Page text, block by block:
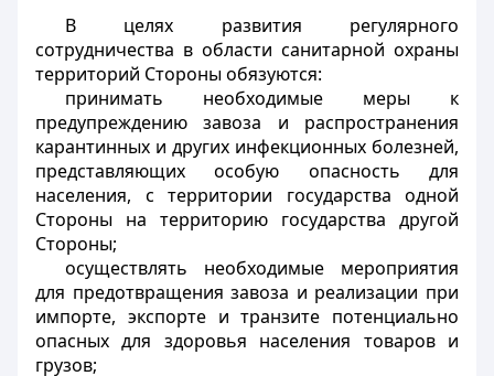
В целях развития регулярного
сотрудничества в области санитарной охраны
территорий Стороны обязуются:
принимать необходимые меры к
предупреждению завоза и распространения
карантинных и других инфекционных болезней,
представляющих особую опасность для
населения, с территории государства одной
Стороны на территорию государства другой
Стороны;
осуществлять необходимые мероприятия
для предотвращения завоза и реализации при
импорте, экспорте и транзите потенциально
опасных для здоровья населения товаров и
грузов;